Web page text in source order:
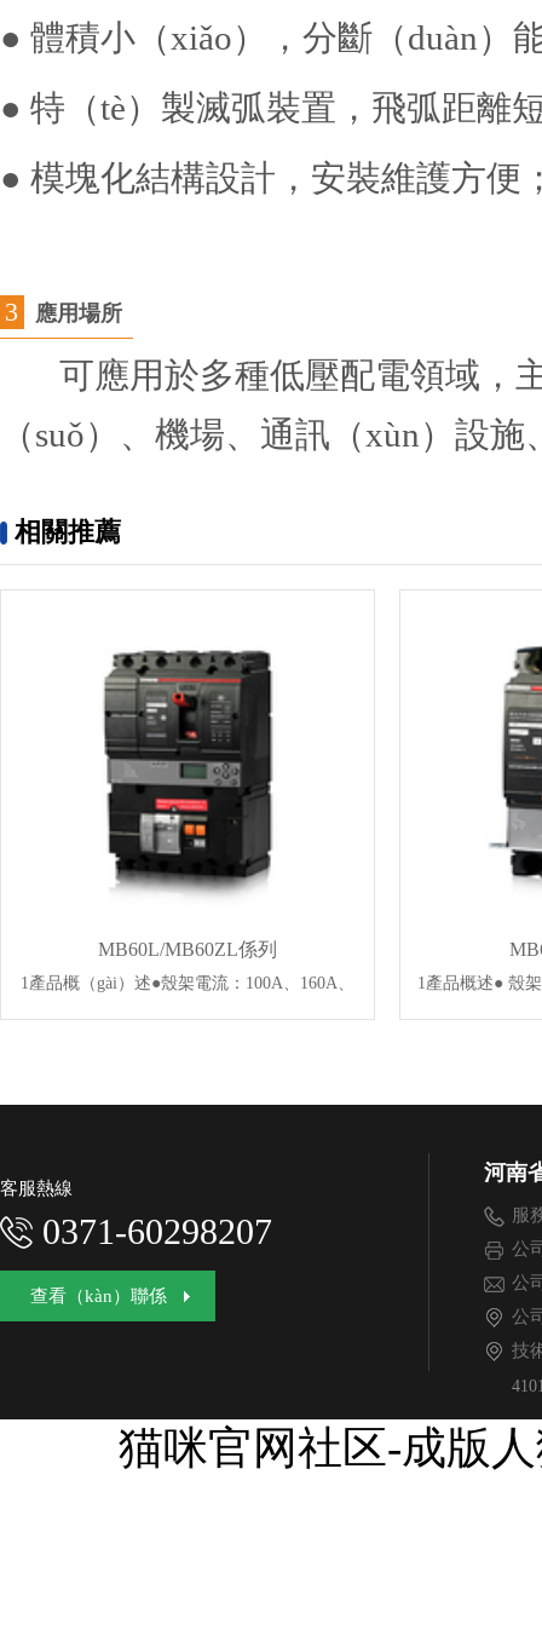
● 體積小（xiǎo），分斷（duàn）
● 特（tè）製滅弧裝置，飛弧距離
● 模塊化結構設計，安裝維護方便
3 應用場所
可應用於多種低壓配電領域，主
（suǒ）、機場、通訊（xùn）設
相關推薦
MB60L/MB60ZL係列
1產品概（gài）述●殼架電流：100A、160A、
250A、400A、630A；●額定（dìng）工作電
1產品概述● 殼
400A、630A；
客服熱線
0371-60298207
查看（kàn）聯係
河南
服
公
公
公
技
猫咪官网社区-成版